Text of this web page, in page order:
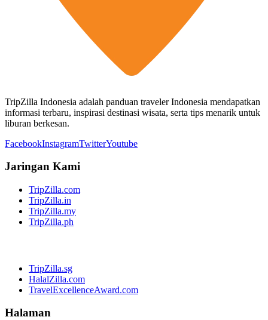
TripZilla Indonesia adalah panduan traveler Indonesia mendapatkan
informasi terbaru, inspirasi destinasi wisata, serta tips menarik untuk
liburan berkesan.
FacebookInstagramTwitterYoutube
Jaringan Kami
TripZilla.com
TripZilla.in
TripZilla.my
TripZilla.ph
TripZilla.sg
HalalZilla.com
TravelExcellenceAward.com
Halaman